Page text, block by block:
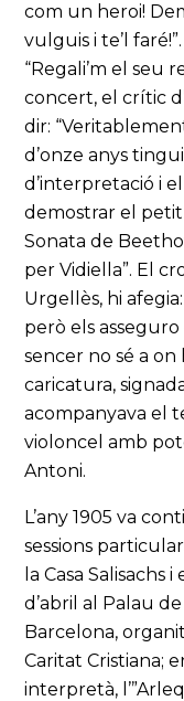
com un heroi!
vulguis i te’l
“Regali’m el seu
concert, el crític
dir:
d’onze anys
d’interpretació i
demostrar el
Sonata de
per Vidiella”. El
Urgellès, hi
però els
sencer no sé a
caricatura,
acompanyava el
violoncel amb
Antoni.
L’any 1905 va
sessions
la Casa
d’abril al Palau
Barcelona,
Caritat Cristiana;
interpretà,